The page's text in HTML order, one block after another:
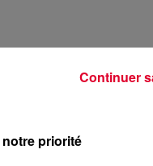
priorité
Continuer